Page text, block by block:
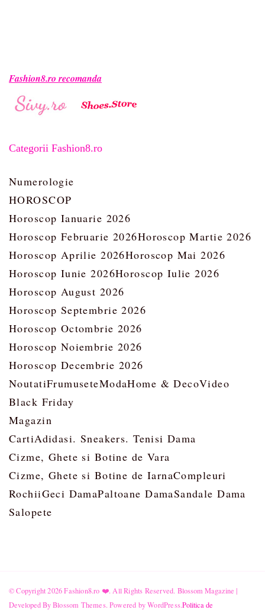
Fashion8.ro recomanda
Categorii Fashion8.ro
Numerologie
HOROSCOP
Horoscop Ianuarie 2026
Horoscop Februarie 2026Horoscop Martie 2026
Horoscop Aprilie 2026Horoscop Mai 2026
Horoscop Iunie 2026Horoscop Iulie 2026
Horoscop August 2026
Horoscop Septembrie 2026
Horoscop Octombrie 2026
Horoscop Noiembrie 2026
Horoscop Decembrie 2026
NoutatiFrumuseteModaHome & DecoVideo
Black Friday
Magazin
CartiAdidasi. Sneakers. Tenisi Dama
Cizme, Ghete si Botine de Vara
Cizme, Ghete si Botine de IarnaCompleuri
RochiiGeci DamaPaltoane DamaSandale Dama
Salopete
© Copyright 2026Fashion8.ro ❤️. All Rights Reserved. Blossom Magazine |
Developed ByBlossom Themes. Powered byWordPress.Politica de